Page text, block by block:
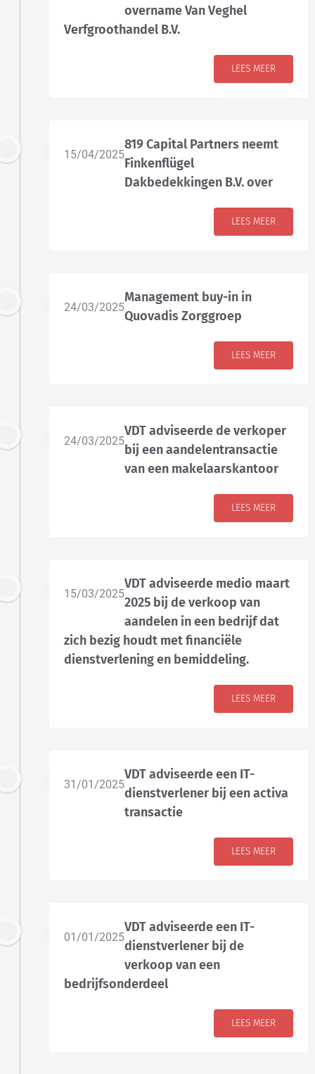
overname Van Veghel
Verfgroothandel B.V.
LEES MEER
15/04/2025
819 Capital Partners neemt
Finkenflügel
Dakbedekkingen B.V. over
LEES MEER
24/03/2025
Management buy-in in
Quovadis Zorggroep
LEES MEER
24/03/2025
VDT adviseerde de verkoper
bij een aandelentransactie
van een makelaarskantoor
LEES MEER
15/03/2025
VDT adviseerde medio maart
2025 bij de verkoop van
aandelen in een bedrijf dat
zich bezig houdt met financiële
dienstverlening en bemiddeling.
LEES MEER
31/01/2025
VDT adviseerde een IT-
dienstverlener bij een activa
transactie
LEES MEER
01/01/2025
VDT adviseerde een IT-
dienstverlener bij de
verkoop van een
bedrijfsonderdeel
LEES MEER